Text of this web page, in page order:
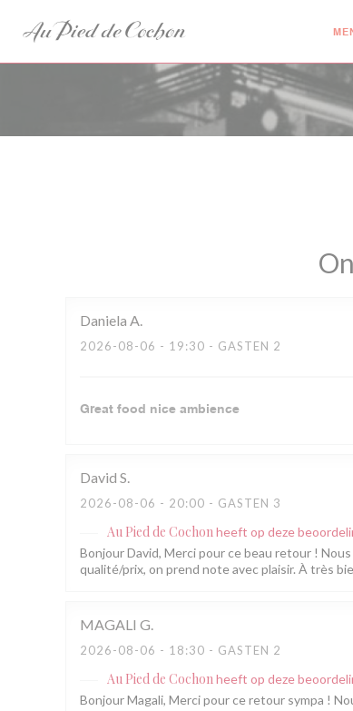
Daniela A
2026-08-06 - 19:30 - GASTEN 2
Great food nice ambience
David S
2026-08-06 - 20:00 - GASTEN 3
Au Pied de Cochonheeft op deze
Bonjour David, Merci pour ce beau retour !
qualité/prix, on prend note avec plaisir. À très
MAGALI G
2026-08-06 - 18:30 - GASTEN 2
Au Pied de Cochonheeft op deze
Bonjour Magali, Merci pour ce retour sympa !